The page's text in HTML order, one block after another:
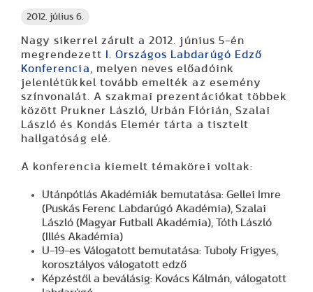
2012. július 6.
Nagy sikerrel zárult a 2012. június 5-én
megrendezett I. Országos Labdarúgó Edző
Konferencia , melyen neves előadóink
jelenlétükkel tovább emelték az esemény
színvonalát. A szakmai prezentációkat többek
között Prukner László, Urbán Flórián, Szalai
László és Kondás Elemér tárta a tisztelt
hallgatóság elé.
A konferencia kiemelt témakörei voltak:
Utánpótlás Akadémiák bemutatása: Gellei Imre
(Puskás Ferenc Labdarúgó Akadémia), Szalai
László (Magyar Futball Akadémia), Tóth László
(Illés Akadémia)
U-19-es Válogatott bemutatása: Tuboly Frigyes,
korosztályos válogatott edző
Képzéstől a beválásig: Kovács Kálmán, válogatott